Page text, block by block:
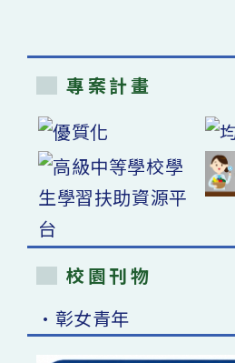
專案計畫
校園刊物
•彰女青年